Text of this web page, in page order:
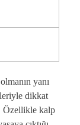
yanı
dikkat
Özellikle kalp